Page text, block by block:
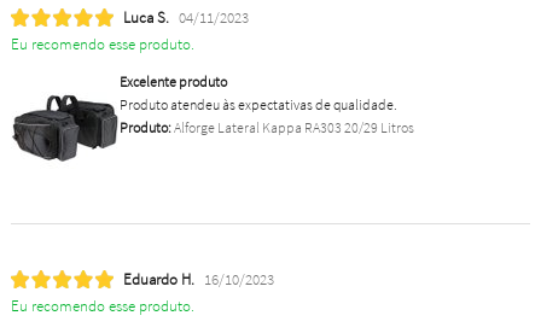
Luca S. 04/11/2023
Eu recomendo esse produto.
Excelente produto
Produto atendeu às expectativas de qualidade.
Produto:Alforge Lateral Kappa RA303 20/29 Litros
Eduardo H. 16/10/2023
Eu recomendo esse produto.